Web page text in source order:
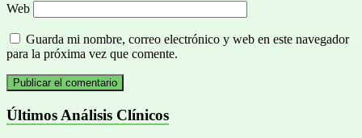
Web
Guarda mi nombre, correo electrónico y web en este navegador
para la próxima vez que comente.
Últimos Análisis Clínicos